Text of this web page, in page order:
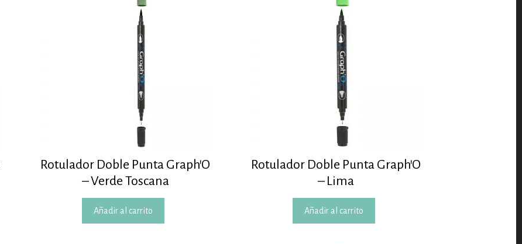
Rotulador Doble Punta Graph’O
– Verde Toscana
Añadir al carrito
Rotulador Doble Punta Graph’O
– Lima
Añadir al carrito